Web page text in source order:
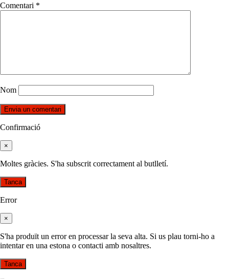
Comentari *
Nom
Confirmació
×
Moltes gràcies. S'ha subscrit correctament al butlletí.
Tanca
Error
×
S'ha produït un error en processar la seva alta. Si us plau torni-ho a
intentar en una estona o contacti amb nosaltres.
Tanca